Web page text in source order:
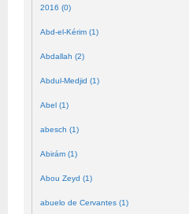
2016 (0)
Abd-el-Kérim (1)
Abdallah (2)
Abdul-Medjid (1)
Abel (1)
abesch (1)
Abirám (1)
Abou Zeyd (1)
abuelo de Cervantes (1)